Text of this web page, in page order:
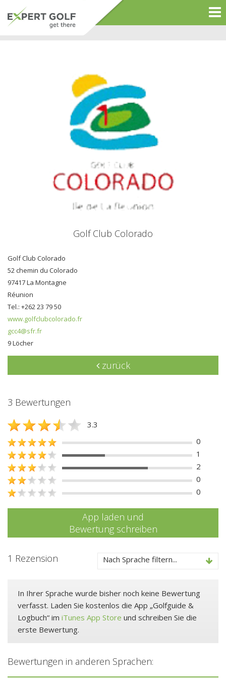
Golf Club Colorado
Golf Club Colorado
52 chemin du Colorado
97417 La Montagne
Réunion
Tel.: +262 23 79 50
www.golfclubcolorado.fr
gcc4@sfr.fr
9 Löcher
zurück
3 Bewertungen
3.3
0
1
2
0
0
App laden und
Bewertung schreiben
1 Rezension Nach Sprache filtern...
In Ihrer Sprache wurde bisher noch keine Bewertung
verfasst. Laden Sie kostenlos die App „Golfguide &
Logbuch“ im iTunes App Store und schreiben Sie die
erste Bewertung.
Bewertungen in anderen Sprachen: